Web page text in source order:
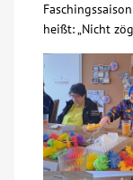
Karriere
Ausbildung
Glossar
Suche
heißt: „Nicht